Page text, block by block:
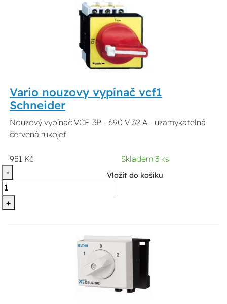
Vario nouzovy vypínač vcf1
Schneider
Nouzový vypínač VCF-3P - 690 V 32 A - uzamykatelná
červená rukojeť
951 Kč
Skladem 3 ks
-
+
Vložit do košíku